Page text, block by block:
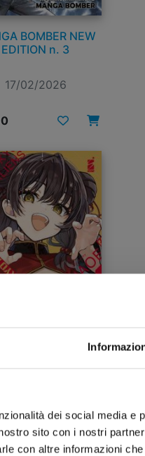
dei social media e
sito con i nostri
con altre informazioni
BOMBER NEW
EDITION n. 3
17/02/2026
25/02/2025